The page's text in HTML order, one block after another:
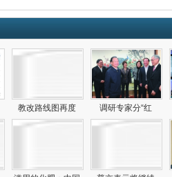
教改路线图再度 调研专家分“红